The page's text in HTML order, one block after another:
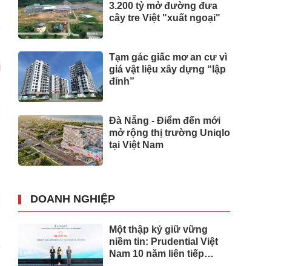
3.200 tỷ mở đường đưa
cây tre Việt "xuất ngoại"
Tạm gác giấc mơ an cư vì
giá vật liệu xây dựng “lập
đỉnh”
Đà Nẵng - Điểm đến mới
mở rộng thị trường Uniqlo
tại Việt Nam
DOANH NGHIỆP
Một thập kỷ giữ vững
niềm tin: Prudential Việt
Nam 10 năm liên tiếp